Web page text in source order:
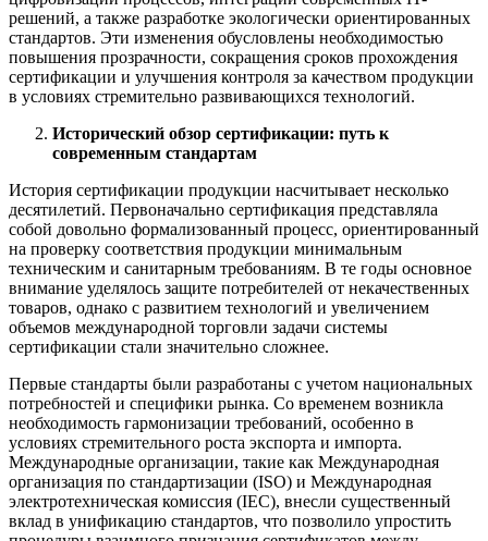
решений, а также разработке экологически ориентированных
стандартов. Эти изменения обусловлены необходимостью
повышения прозрачности, сокращения сроков прохождения
сертификации и улучшения контроля за качеством продукции
в условиях стремительно развивающихся технологий.
Исторический обзор сертификации: путь к
современным стандартам
История сертификации продукции насчитывает несколько
десятилетий. Первоначально сертификация представляла
собой довольно формализованный процесс, ориентированный
на проверку соответствия продукции минимальным
техническим и санитарным требованиям. В те годы основное
внимание уделялось защите потребителей от некачественных
товаров, однако с развитием технологий и увеличением
объемов международной торговли задачи системы
сертификации стали значительно сложнее.
Первые стандарты были разработаны с учетом национальных
потребностей и специфики рынка. Со временем возникла
необходимость гармонизации требований, особенно в
условиях стремительного роста экспорта и импорта.
Международные организации, такие как Международная
организация по стандартизации (ISO) и Международная
электротехническая комиссия (IEC), внесли существенный
вклад в унификацию стандартов, что позволило упростить